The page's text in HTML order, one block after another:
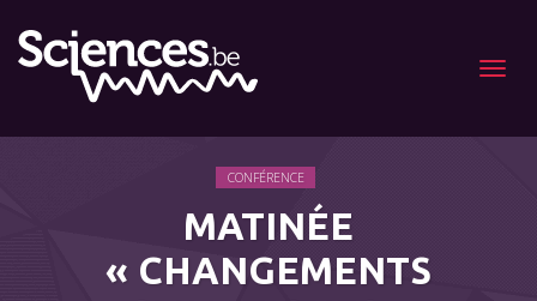
Menu
CONFÉRENCE
MATINÉE
« CHANGEMENTS